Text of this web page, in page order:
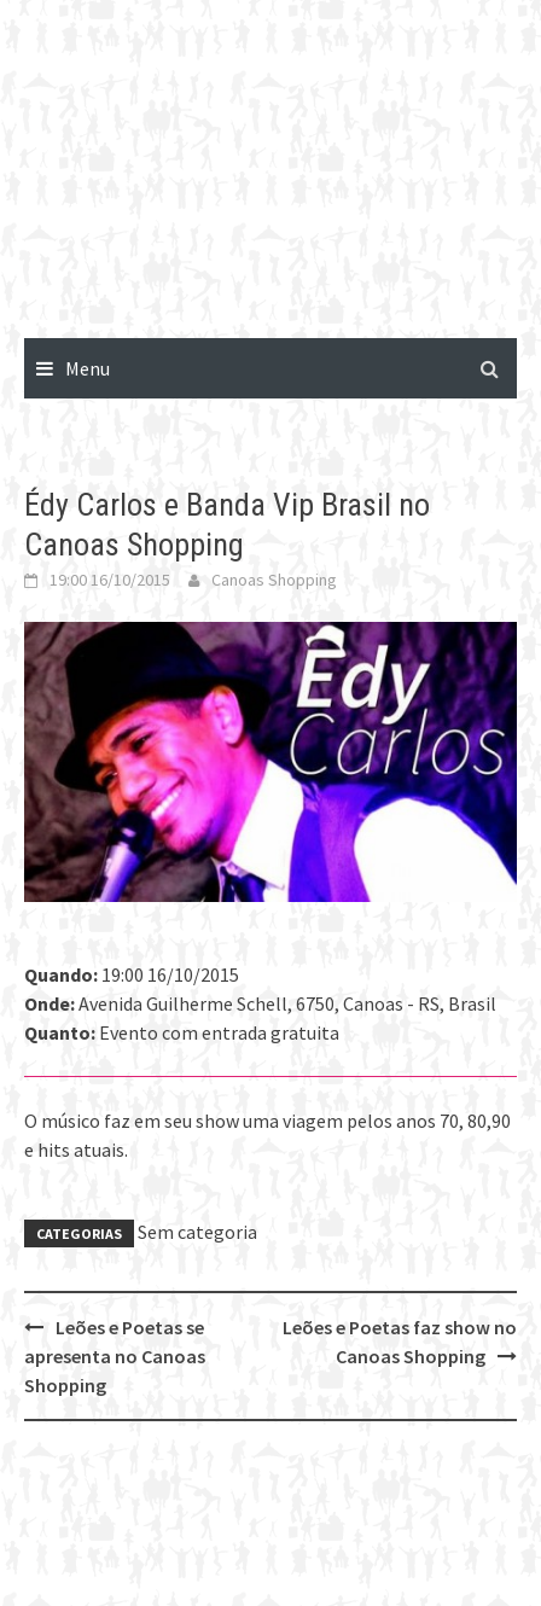
Menu
Édy Carlos e Banda Vip Brasil no
Canoas Shopping
19:00 16/10/2015 Canoas Shopping
Quando: 19:00 16/10/2015
Onde:Avenida Guilherme Schell, 6750, Canoas - RS, Brasil
Quanto: Evento com entrada gratuita
O músico faz em seu show uma viagem pelos anos 70, 80,90
e hits atuais.
CATEGORIAS Sem categoria
Post
navigation
Leões e Poetas faz show no
Canoas Shopping
Leões e Poetas se
apresenta no Canoas
Shopping